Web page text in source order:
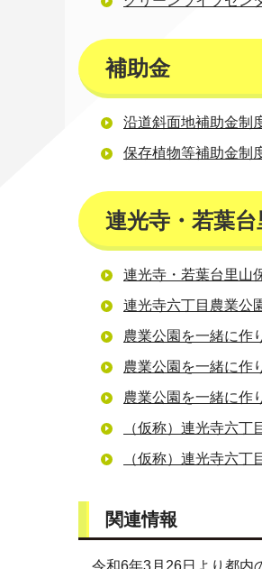
補助金
沿道斜面地補助金制
保存植物等補助金制
連光寺・若葉
連光寺・若葉台里山
連光寺六丁目農業公
農業公園を一緒に
農業公園を一緒に作
農業公園を一緒に作
（仮称）連光寺六
（仮称）連光寺六
関連情報
令和6年3月26日より都内